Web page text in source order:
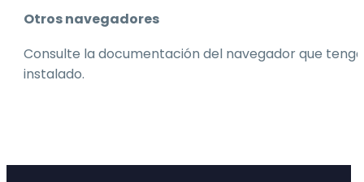
Otros navegadores
Consulte la documentación del navegador que tenga
instalado.